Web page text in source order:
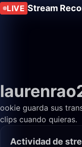
LIVE Stream
ookie guarda sus
clips cuando quieras.
Actividad de